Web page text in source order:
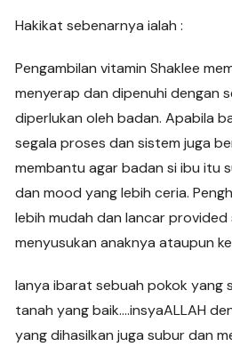
Hakikat sebenarnya ialah :
Pengambilan vitamin Shaklee
menyerap dan dipenuhi dengan
diperlukan oleh badan. Apabila
segala proses dan sistem juga
membantu agar badan si ibu itu
dan mood yang lebih ceria.
lebih mudah dan lancar provided
menyusukan anaknya ataupun
Ianya ibarat sebuah pokok yang
tanah yang baik….insyaALLAH
yang dihasilkan juga subur dan